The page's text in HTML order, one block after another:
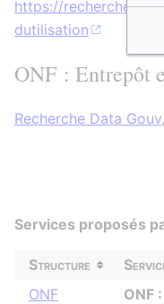
https://
dutilisation
ONF : Entrepôt
Recherche Data Gouv,
Services proposés
Structure
ONF
ONF